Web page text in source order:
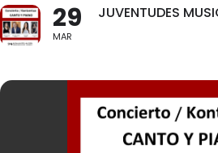
29
MAR
JUVENTUDES